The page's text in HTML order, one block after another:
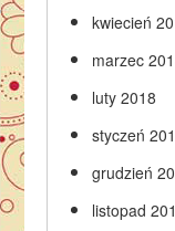
kwiecień
marzec
luty 2018
styczeń
grudzień
listopad